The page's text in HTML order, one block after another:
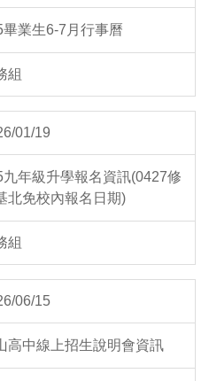
畢業生6-7月行事曆
組
01/19
九年級升學報名資訊(0427修
北免校內報名日期)
組
06/15
高中線上招生說明會資訊